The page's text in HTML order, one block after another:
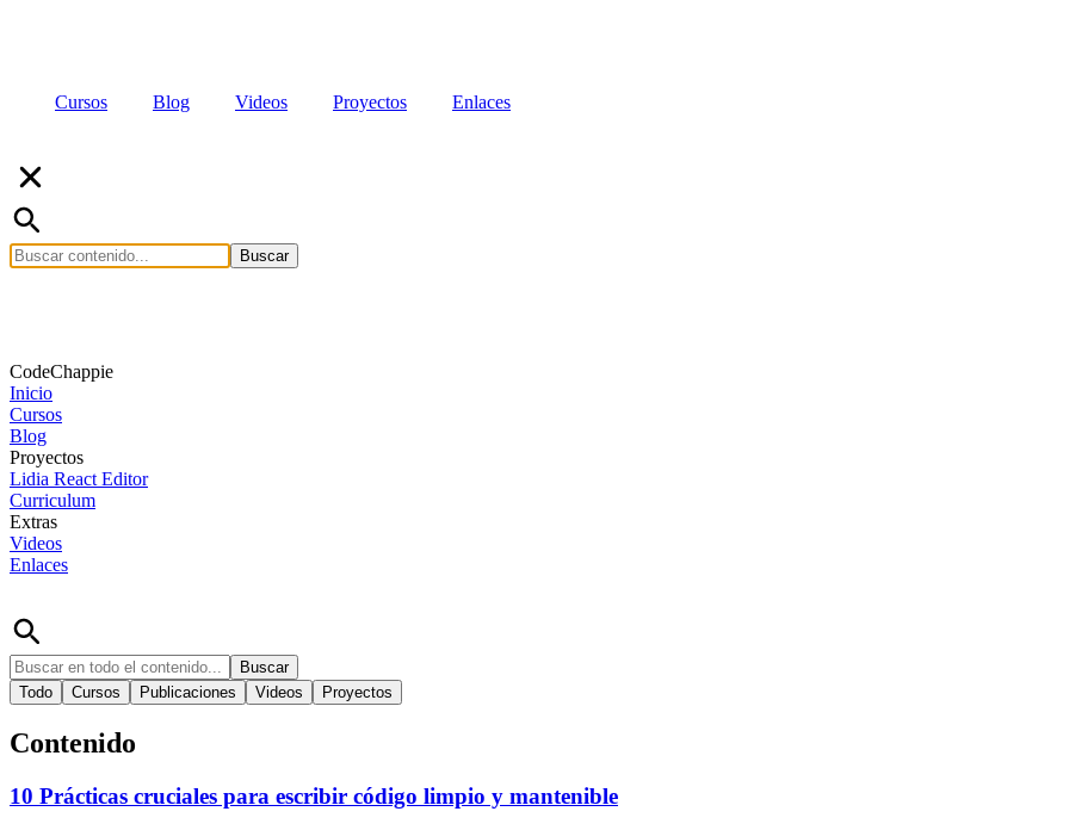
Cursos Blog Videos Proyectos Enlaces
Buscar
CodeChappie
Inicio
Cursos
Blog
Proyectos
Lidia React Editor
Curriculum
Extras
Videos
Enlaces
Buscar
Todo
Cursos Publicaciones Videos Proyectos
Contenido
10 Prácticas cruciales para escribir código limpio y mantenible